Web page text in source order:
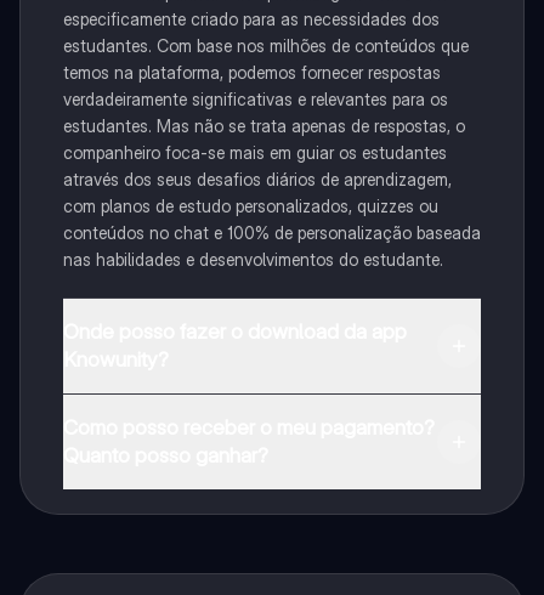
especificamente criado para as necessidades dos
estudantes. Com base nos milhões de conteúdos que
temos na plataforma, podemos fornecer respostas
verdadeiramente significativas e relevantes para os
estudantes. Mas não se trata apenas de respostas, o
companheiro foca-se mais em guiar os estudantes
através dos seus desafios diários de aprendizagem,
com planos de estudo personalizados, quizzes ou
conteúdos no chat e 100% de personalização baseada
nas habilidades e desenvolvimentos do estudante.